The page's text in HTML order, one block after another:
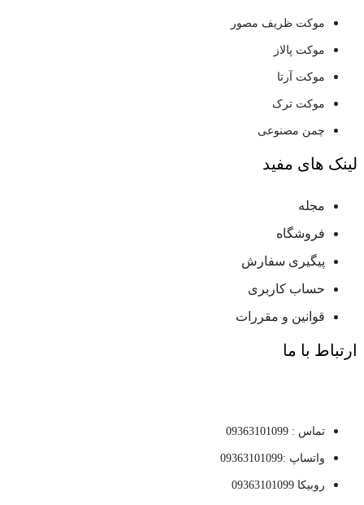
موکت ظریف مصور
موکت پالاز
موکت آرتا
موکت ترک
چمن مصنوعی
لینک های مفید
مجله
فروشگاه
پیگیری سفارش
حساب کاربری
قوانین و مقررات
ارتباط با ما
تماس : 09363101099
واتساپ :09363101099
روبیکا 09363101099